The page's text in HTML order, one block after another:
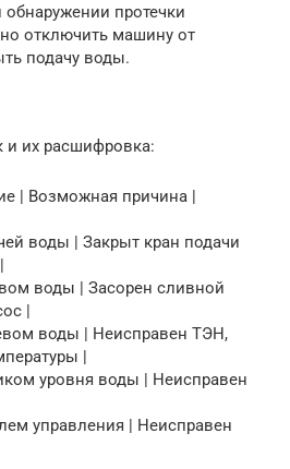
протечки
отключить машину от
подачу воды.
и их расшифровка:
| Возможная причина |
воды | Закрыт кран подачи
воды | Засорен сливной
|
воды | Неисправен ТЭН,
|
уровня воды | Неисправен
управления | Неисправен